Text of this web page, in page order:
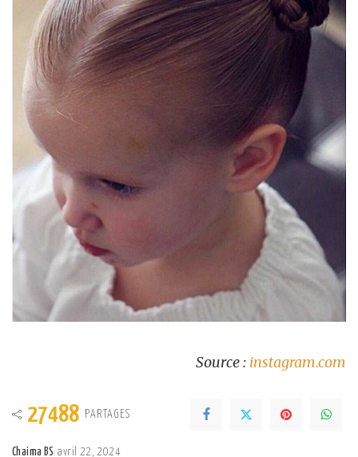
Source : instagram.com
27488 PARTAGES
Chaima BS avril 22, 2024